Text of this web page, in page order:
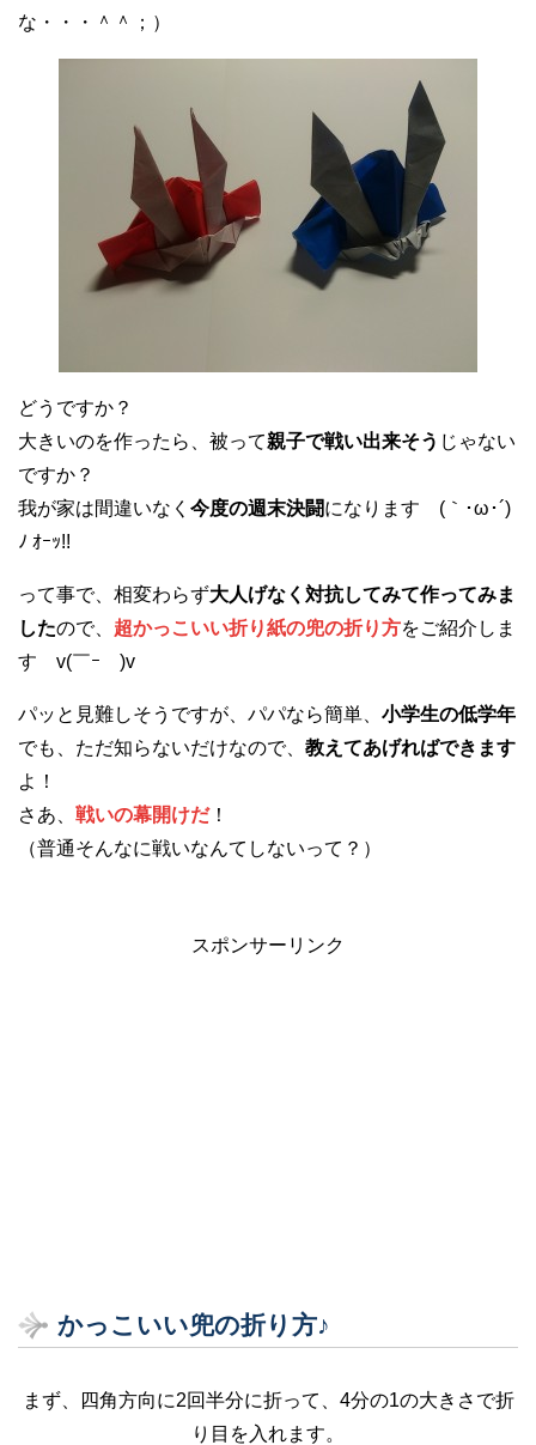
な・・・＾＾；）
どうですか？
大きいのを作ったら、被って親子で戦い出来そう じゃない
ですか？
我が家は間違いなく 今度の週末決闘になります (｀･ω･´)
ﾉ ｵｰｯ!!
って事で、相変わらず大人げなく対抗してみて作ってみま
したので、 超かっこいい折り紙の兜の折り方をご紹介しま
す v(￣ｰ￣)v
パッと見難しそうですが、パパなら簡単、 小学生の低学年
でも、ただ知らないだけなので、 教えてあげればできます
よ！
さあ、 戦いの幕開けだ！
（普通そんなに戦いなんてしないって？）
スポンサーリンク
かっこいい兜の折り方♪
まず、四角方向に2回半分に折って、4分の1の大きさで折
り目を入れます。